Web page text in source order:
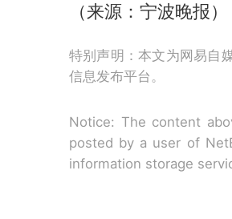
（来源：宁波晚报）
特别声明：本文为网易自
信息发布平台。
Notice: The content
posted by a user of
information storage